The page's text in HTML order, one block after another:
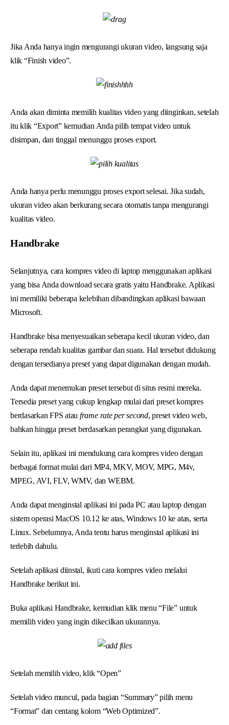
Jika Anda hanya ingin mengurangi ukuran video, langsung saja
klik “Finish video”.
Anda akan diminta memilih kualitas video yang diinginkan, setelah
itu klik “Export” kemudian Anda pilih tempat video untuk
disimpan, dan tinggal menunggu proses export.
Anda hanya perlu menunggu proses export selesai. Jika sudah,
ukuran video akan berkurang secara otomatis tanpa mengurangi
kualitas video.
Handbrake
Selanjutnya, cara kompres video di laptop menggunakan aplikasi
yang bisa Anda download secara gratis yaitu Handbrake. Aplikasi
ini memiliki beberapa kelebihan dibandingkan aplikasi bawaan
Microsoft.
Handbrake bisa menyesuaikan seberapa kecil ukuran video, dan
seberapa rendah kualitas gambar dan suara. Hal tersebut didukung
dengan tersedianya preset yang dapat digunakan dengan mudah.
Anda dapat menemukan preset tersebut di situs resmi mereka.
Tersedia preset yang cukup lengkap mulai dari preset kompres
berdasarkan FPS atau frame rate per second, preset video web,
bahkan hingga preset berdasarkan perangkat yang digunakan.
Selain itu, aplikasi ini mendukung cara kompres video dengan
berbagai format mulai dari MP4, MKV, MOV, MPG, M4v,
MPEG, AVI, FLV, WMV, dan WEBM.
Anda dapat menginstal aplikasi ini pada PC atau laptop dengan
sistem operasi MacOS 10.12 ke atas, Windows 10 ke atas, serta
Linux. Sebelumnya, Anda tentu harus menginstal aplikasi ini
terlebih dahulu.
Setelah aplikasi diinstal, ikuti cara kompres video melalui
Handbrake berikut ini.
Buka aplikasi Handbrake, kemudian klik menu “File” untuk
memilih video yang ingin dikecilkan ukurannya.
Setelah memilih video, klik “Open”
Setelah video muncul, pada bagian “Summary” pilih menu
“Format” dan centang kolom “Web Optimized”.